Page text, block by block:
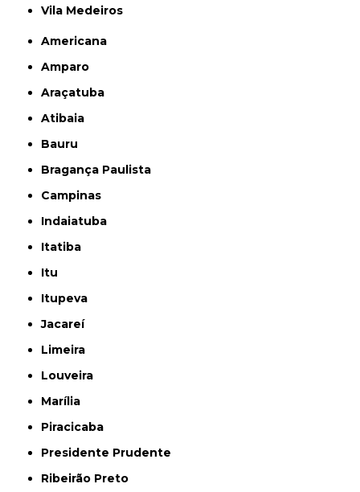
Vila Medeiros
Americana
Amparo
Araçatuba
Atibaia
Bauru
Bragança Paulista
Campinas
Indaiatuba
Itatiba
Itu
Itupeva
Jacareí
Limeira
Louveira
Marília
Piracicaba
Presidente Prudente
Ribeirão Preto